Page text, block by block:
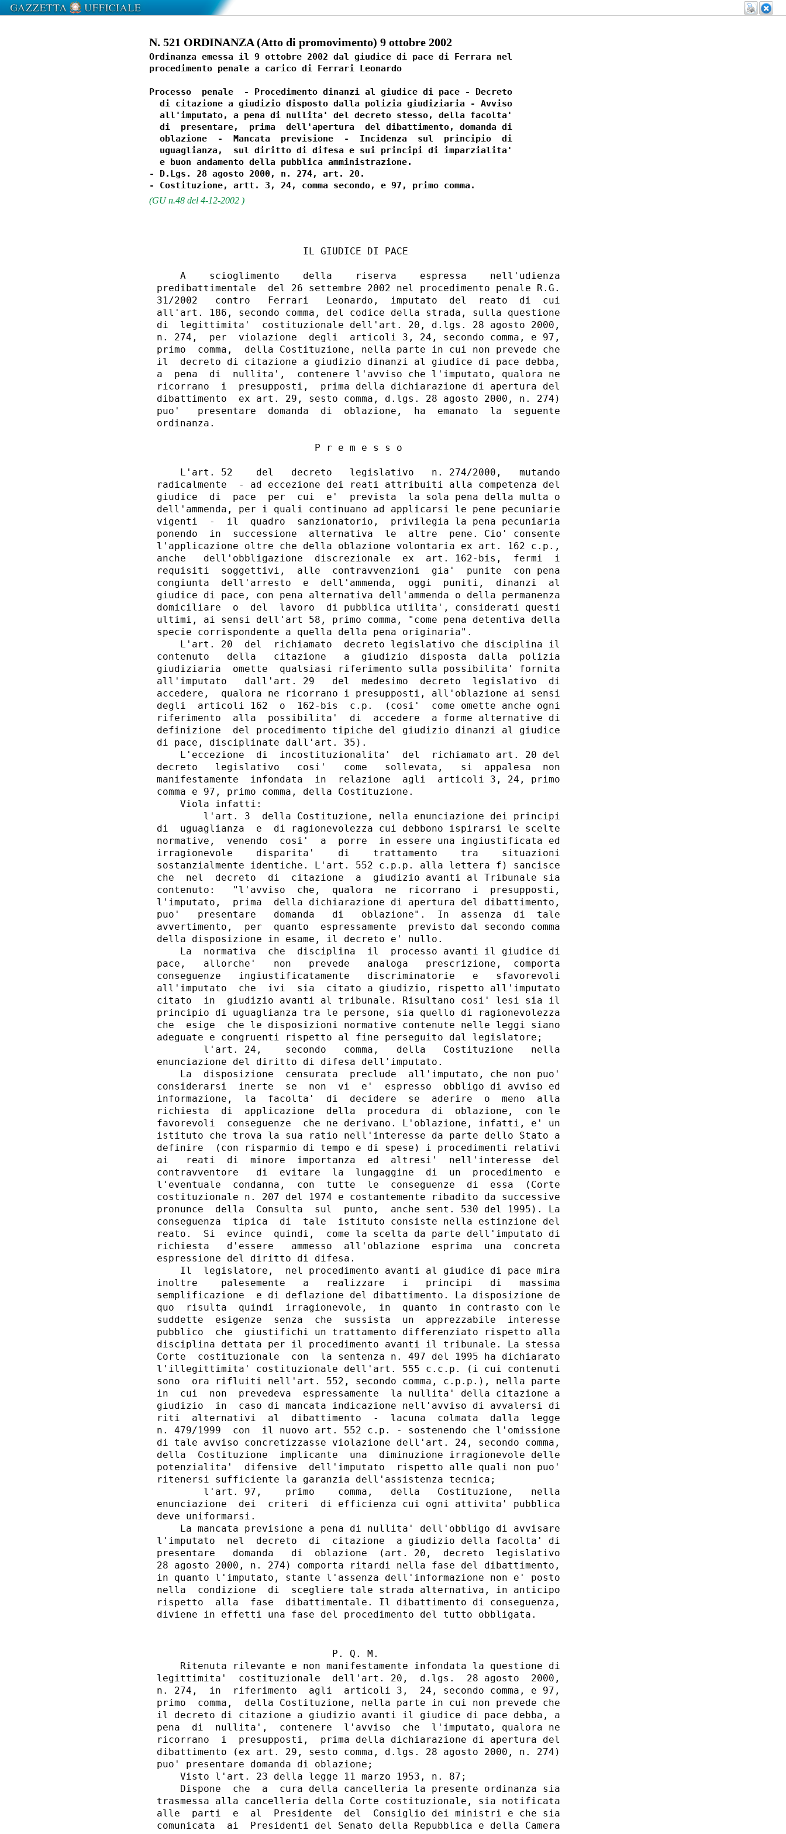
N. 521 ORDINANZA (Atto di promovimento) 9 ottobre 2002
Ordinanza emessa il 9 ottobre 2002 dal giudice di pace di Ferrara nel
procedimento penale a carico di Ferrari Leonardo
Processo  penale  - Procedimento dinanzi al giudice di pace - Decreto
  di citazione a giudizio disposto dalla polizia giudiziaria - Avviso
  all'imputato, a pena di nullita' del decreto stesso, della facolta'
  di  presentare,  prima  dell'apertura  del dibattimento, domanda di
  oblazione  -  Mancata  previsione  -  Incidenza  sul  principio  di
  uguaglianza,  sul diritto di difesa e sui principi di imparzialita'
  e buon andamento della pubblica amministrazione.
- D.Lgs. 28 agosto 2000, n. 274, art. 20.
(GU n.48 del 4-12-2002 )
                         IL GIUDICE DI PACE
    A    scioglimento    della    riserva    espressa    nell'udienza
predibattimentale  del 26 settembre 2002 nel procedimento penale R.G.
31/2002   contro   Ferrari   Leonardo,  imputato  del  reato  di  cui
all'art. 186, secondo comma, del codice della strada, sulla questione
di  legittimita'  costituzionale dell'art. 20, d.lgs. 28 agosto 2000,
n. 274,  per  violazione  degli  articoli 3, 24, secondo comma, e 97,
primo  comma,  della Costituzione, nella parte in cui non prevede che
il  decreto di citazione a giudizio dinanzi al giudice di pace debba,
a  pena  di  nullita',  contenere l'avviso che l'imputato, qualora ne
ricorrano  i  presupposti,  prima della dichiarazione di apertura del
dibattimento  ex art. 29, sesto comma, d.lgs. 28 agosto 2000, n. 274)
puo'   presentare  domanda  di  oblazione,  ha  emanato  la  seguente
ordinanza.
                           P r e m e s s o
    L'art. 52    del   decreto   legislativo   n. 274/2000,   mutando
radicalmente  - ad eccezione dei reati attribuiti alla competenza del
giudice  di  pace  per  cui  e'  prevista  la sola pena della multa o
dell'ammenda, per i quali continuano ad applicarsi le pene pecuniarie
vigenti  -  il  quadro  sanzionatorio,  privilegia la pena pecuniaria
ponendo  in  successione  alternativa  le  altre  pene. Cio' consente
l'applicazione oltre che della oblazione volontaria ex art. 162 c.p.,
anche   dell'obbligazione  discrezionale  ex  art. 162-bis,  fermi  i
requisiti  soggettivi,  alle  contravvenzioni  gia'  punite  con pena
congiunta  dell'arresto  e  dell'ammenda,  oggi  puniti,  dinanzi  al
giudice di pace, con pena alternativa dell'ammenda o della permanenza
domiciliare  o  del  lavoro  di pubblica utilita', considerati questi
ultimi, ai sensi dell'art 58, primo comma, "come pena detentiva della
specie corrispondente a quella della pena originaria".
    L'art. 20  del  richiamato  decreto legislativo che disciplina il
contenuto   della   citazione   a  giudizio  disposta  dalla  polizia
giudiziaria  omette  qualsiasi riferimento sulla possibilita' fornita
all'imputato   dall'art. 29   del  medesimo  decreto  legislativo  di
accedere,  qualora ne ricorrano i presupposti, all'oblazione ai sensi
degli  articoli 162  o  162-bis  c.p.  (cosi'  come omette anche ogni
riferimento  alla  possibilita'  di  accedere  a forme alternative di
definizione  del procedimento tipiche del giudizio dinanzi al giudice
di pace, disciplinate dall'art. 35).
    L'eccezione  di  incostituzionalita'  del  richiamato art. 20 del
decreto   legislativo   cosi'   come   sollevata,   si  appalesa  non
manifestamente  infondata  in  relazione  agli  articoli 3, 24, primo
comma e 97, primo comma, della Costituzione.
    Viola infatti:
        l'art. 3  della Costituzione, nella enunciazione dei principi
di  uguaglianza  e  di ragionevolezza cui debbono ispirarsi le scelte
normative,  venendo  cosi'  a  porre  in essere una ingiustificata ed
irragionevole    disparita'    di    trattamento    tra    situazioni
sostanzialmente identiche. L'art. 552 c.p.p. alla lettera f) sancisce
che  nel  decreto  di  citazione  a  giudizio avanti al Tribunale sia
contenuto:   "l'avviso  che,  qualora  ne  ricorrano  i  presupposti,
l'imputato,  prima  della dichiarazione di apertura del dibattimento,
puo'   presentare   domanda   di   oblazione".  In  assenza  di  tale
avvertimento,  per  quanto  espressamente  previsto dal secondo comma
della disposizione in esame, il decreto e' nullo.
    La  normativa  che  disciplina  il  processo avanti il giudice di
pace,   allorche'   non   prevede   analoga   prescrizione,  comporta
conseguenze   ingiustificatamente   discriminatorie   e   sfavorevoli
all'imputato  che  ivi  sia  citato a giudizio, rispetto all'imputato
citato  in  giudizio avanti al tribunale. Risultano cosi' lesi sia il
principio di uguaglianza tra le persone, sia quello di ragionevolezza
che  esige  che le disposizioni normative contenute nelle leggi siano
adeguate e congruenti rispetto al fine perseguito dal legislatore;
        l'art. 24,    secondo   comma,   della   Costituzione   nella
enunciazione del diritto di difesa dell'imputato.
    La  disposizione  censurata  preclude  all'imputato, che non puo'
considerarsi  inerte  se  non  vi  e'  espresso  obbligo di avviso ed
informazione,  la  facolta'  di  decidere  se  aderire  o  meno  alla
richiesta  di  applicazione  della  procedura  di  oblazione,  con le
favorevoli  conseguenze  che ne derivano. L'oblazione, infatti, e' un
istituto che trova la sua ratio nell'interesse da parte dello Stato a
definire  (con risparmio di tempo e di spese) i procedimenti relativi
ai   reati  di  minore  importanza  ed  altresi'  nell'interesse  del
contravventore   di  evitare  la  lungaggine  di  un  procedimento  e
l'eventuale  condanna,  con  tutte  le  conseguenze  di  essa  (Corte
costituzionale n. 207 del 1974 e costantemente ribadito da successive
pronunce  della  Consulta  sul  punto,  anche sent. 530 del 1995). La
conseguenza  tipica  di  tale  istituto consiste nella estinzione del
reato.  Si  evince  quindi,  come la scelta da parte dell'imputato di
richiesta   d'essere   ammesso  all'oblazione  esprima  una  concreta
espressione del diritto di difesa.
    Il  legislatore,  nel procedimento avanti al giudice di pace mira
inoltre    palesemente   a   realizzare   i   principi   di   massima
semplificazione  e di deflazione del dibattimento. La disposizione de
quo  risulta  quindi  irragionevole,  in  quanto  in contrasto con le
suddette  esigenze  senza  che  sussista  un  apprezzabile  interesse
pubblico  che  giustifichi un trattamento differenziato rispetto alla
disciplina dettata per il procedimento avanti il tribunale. La stessa
Corte  costituzionale  con  la sentenza n. 497 del 1995 ha dichiarato
l'illegittimita' costituzionale dell'art. 555 c.c.p. (i cui contenuti
sono  ora rifluiti nell'art. 552, secondo comma, c.p.p.), nella parte
in  cui  non  prevedeva  espressamente  la nullita' della citazione a
giudizio  in  caso di mancata indicazione nell'avviso di avvalersi di
riti  alternativi  al  dibattimento  -  lacuna  colmata  dalla  legge
n. 479/1999  con  il nuovo art. 552 c.p. - sostenendo che l'omissione
di tale avviso concretizzasse violazione dell'art. 24, secondo comma,
della  Costituzione  implicante  una  diminuzione irragionevole delle
potenzialita'  difensive  dell'imputato  rispetto alle quali non puo'
ritenersi sufficiente la garanzia dell'assistenza tecnica;
        l'art. 97,    primo    comma,   della   Costituzione,   nella
enunciazione  dei  criteri  di efficienza cui ogni attivita' pubblica
deve uniformarsi.
    La mancata previsione a pena di nullita' dell'obbligo di avvisare
l'imputato  nel  decreto  di  citazione  a giudizio della facolta' di
presentare   domanda   di  oblazione  (art. 20,  decreto  legislativo
28 agosto 2000, n. 274) comporta ritardi nella fase del dibattimento,
in quanto l'imputato, stante l'assenza dell'informazione non e' posto
nella  condizione  di  scegliere tale strada alternativa, in anticipo
rispetto  alla  fase  dibattimentale. Il dibattimento di conseguenza,
                              P. Q. M.
    Ritenuta rilevante e non manifestamente infondata la questione di
legittimita'  costituzionale  dell'art. 20,  d.lgs.  28 agosto  2000,
n. 274,  in  riferimento  agli  articoli 3,  24, secondo comma, e 97,
primo  comma,  della Costituzione, nella parte in cui non prevede che
il decreto di citazione a giudizio avanti il giudice di pace debba, a
pena  di  nullita',  contenere  l'avviso  che  l'imputato, qualora ne
ricorrano  i  presupposti,  prima della dichiarazione di apertura del
dibattimento (ex art. 29, sesto comma, d.lgs. 28 agosto 2000, n. 274)
puo' presentare domanda di oblazione;
    Visto l'art. 23 della legge 11 marzo 1953, n. 87;
    Dispone  che  a  cura della cancelleria la presente ordinanza sia
trasmessa alla cancelleria della Corte costituzionale, sia notificata
alle  parti  e  al  Presidente  del  Consiglio dei ministri e che sia
comunicata  ai  Presidenti del Senato della Repubblica e della Camera